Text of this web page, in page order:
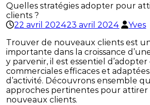
Quelles stratégies adopter pour
clients ?
22 avril 202423 avril 2024
Yves
Trouver de nouveaux clients est
importante dans la croissance
y parvenir, il est essentiel
commerciales efficaces et
d’activité. Découvrons ensemble
approches pertinentes pour
nouveaux clients.